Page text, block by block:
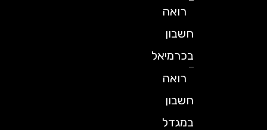
רואה
חשבון
בכרמיאל
רואה
חשבון
במגדל